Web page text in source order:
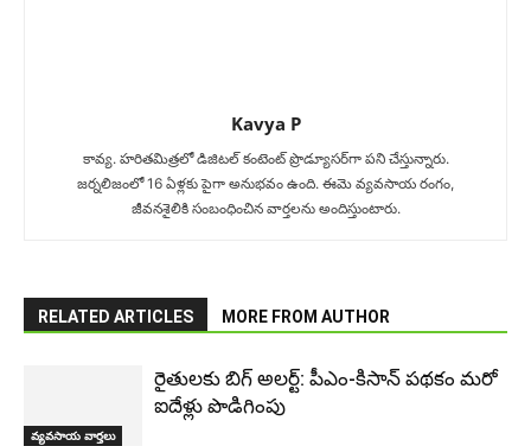
Kavya P
కావ్య‌. హ‌రిత‌మిత్ర‌లో డిజిటల్ కంటెంట్ ప్రొడ్యూసర్‌గా పని చేస్తున్నారు.
జ‌ర్న‌లిజంలో 16 ఏళ్ల‌కు పైగా అనుభ‌వం ఉంది. ఈమె వ్య‌వ‌సాయ రంగం,
జీవ‌న‌శైలికి సంబంధించిన వార్త‌ల‌ను అందిస్తుంటారు.
RELATED ARTICLES MORE FROM AUTHOR
వ్యవసాయ వార్తలు
రైతులకు బిగ్ అలర్ట్: పీఎం-కిసాన్ పథకం మరో
ఐదేళ్లు పొడిగింపు